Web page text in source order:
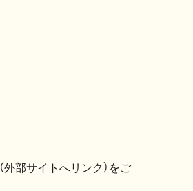
（外部サイトへリンク）をご